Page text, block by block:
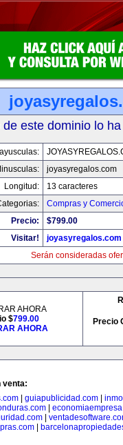
de este dominio lo
joyasyregalos.com
Longitud:
13 caracteres
Compras y
Precio:
$799.00
Visitar!
joyasyregalos.com
Serán consideradas
AHORA
$799.00
AHORA
Precio
venta:
guiapublicidad.com
|
|